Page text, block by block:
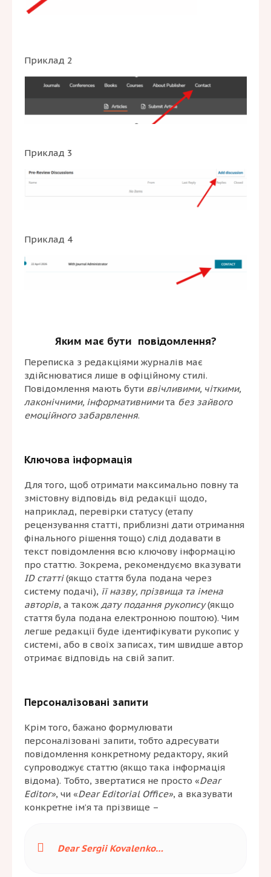
Приклад 2
Приклад 3
Приклад 4
Яким має бути повідомлення?
Переписка з редакціями журналів має
здійснюватися лише в офіційному стилі.
Повідомлення мають бути ввічливими, чіткими,
лаконічними, інформативнимита без зайвого
емоційного забарвлення.
Ключова інформація
Для того, щоб отримати максимально повну та
змістовну відповідь від редакції щодо,
наприклад, перевірки статусу (етапу
рецензування статті, приблизні дати отримання
фінального рішення тощо) слід додавати в
текст повідомлення всю ключову інформацію
про статтю. Зокрема, рекомендуємо вказувати
ID статті(якщо стаття була подана через
систему подачі), її назву, прізвища та імена
авторів, а також дату подання рукопису(якщо
стаття була подана електронною поштою). Чим
легше редакції буде ідентифікувати рукопис у
системі, або в своїх записах, тим швидше автор
отримає відповідь на свій запит.
Персоналізовані запити
Крім того, бажано формулювати
персоналізовані запити, тобто адресувати
повідомлення конкретному редактору, який
супроводжує статтю (якщо така інформація
відома). Тобто, звертатися не просто «Dear
Editor», чи «Dear Editorial Office», а вказувати
конкретне ім’я та прізвище –
Dear Sergii Kovalenko…